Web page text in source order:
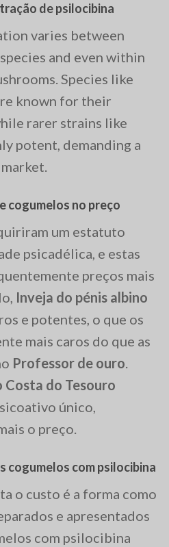
de psilocibina
varies between
and even within
Species like
known for their
rarer strains like
potent, demanding a
cogumelos no preço
um estatuto
psicadélica, e estas
preços mais
Inveja do pénis albino
e potentes, o que os
mais caros do que as
Professor de ouro.
Costa do Tesouro
único,
o preço.
cogumelos com psilocibina
o custo é a forma como
e apresentados
com psilocibina